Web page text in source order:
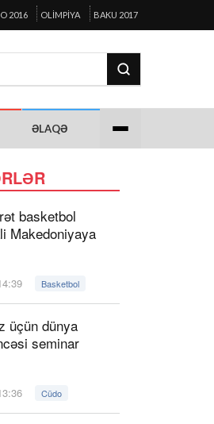
2016 OLIMPIYA BAKU 2017
ƏLAQƏ
basketbol
Makedoniyaya
Basketbol
üçün dünya
seminar
Cüdo